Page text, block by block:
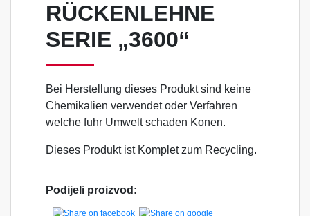
RÜCKENLEHNE
SERIE „3600“
Bei Herstellung dieses Produkt sind keine
Chemikalien verwendet oder Verfahren
welche fuhr Umwelt schaden Konen.
Dieses Produkt ist Komplet zum Recycling.
Podijeli proizvod: